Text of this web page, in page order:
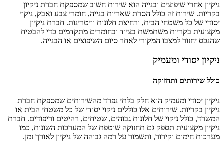
ניקיון אחרי שיפוצים ובנייה הוא שירות חשוב שמספקת חברת ניקיון
בקריות. שירות זה כולל הסרת שאריות בנייה, חומרי צבע ואבק, ניקוי
יסודי של כל משטחי הבית, ורחיצת חלונות וויטרינות. חברת ניקיון
מקצועית בקריות משתמשת בציוד ובחומרים מתקדמים כדי להבטיח
שהנכס יחזור למצבו המקורי לאחר סיום השיפוצים או הבנייה.
ניקיון יסודי ומעמיק
כולל שירותים ותחזוקה
ניקיון יסודי ומעמיק הוא חלק בלתי נפרד מהשירותים שמספקת חברת
ניקיון בקריות. שירותים אלו כוללים ניקוי יסודי של כל משטחי הבית או
המשרד, כולל ניקוי של חלונות גבוהים, שטיחים, רהיטים וריפודים. חברת
ניקיון מקצועית תספק גם תחזוקה שוטפת של המערכות השונות, כמו
מערכות חימום וקירור, ותשמור על רמה גבוהה של ניקיון לאורך זמן.